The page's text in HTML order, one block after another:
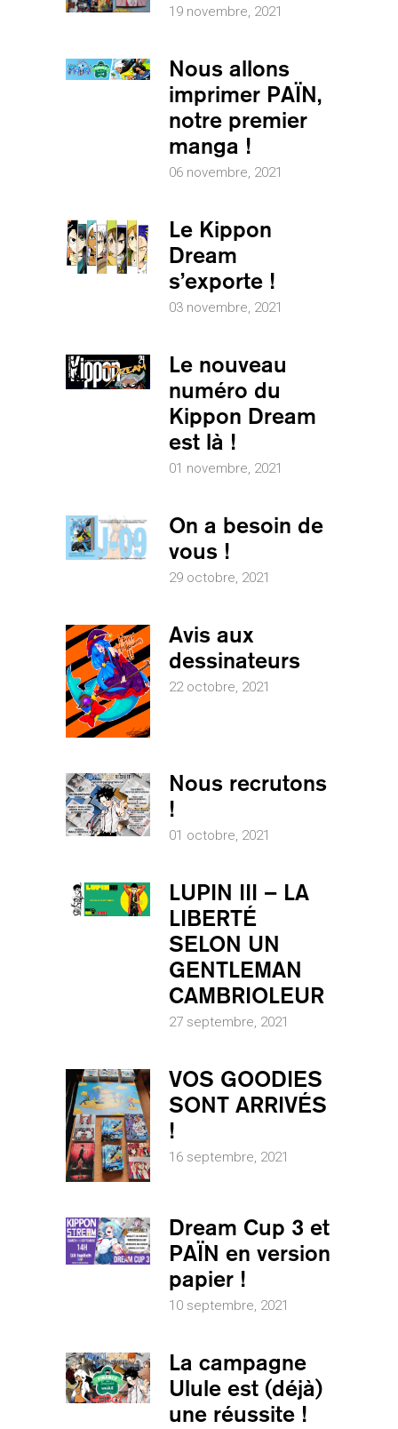
19 novembre, 2021
Nous allons
imprimer PAÏN,
notre premier
manga !
06 novembre, 2021
Le Kippon
Dream
s’exporte !
03 novembre, 2021
Le nouveau
numéro du
Kippon Dream
est là !
01 novembre, 2021
On a besoin de
vous !
29 octobre, 2021
Avis aux
dessinateurs
22 octobre, 2021
Nous recrutons
!
01 octobre, 2021
LUPIN III – LA
LIBERTÉ
SELON UN
GENTLEMAN
CAMBRIOLEUR
27 septembre, 2021
VOS GOODIES
SONT ARRIVÉS
!
16 septembre, 2021
Dream Cup 3 et
PAÏN en version
papier !
10 septembre, 2021
La campagne
Ulule est (déjà)
une réussite !